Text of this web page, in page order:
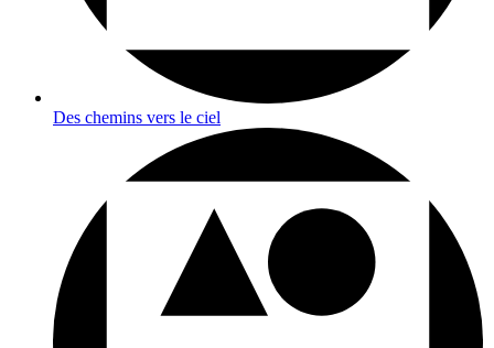
Des chemins vers le ciel